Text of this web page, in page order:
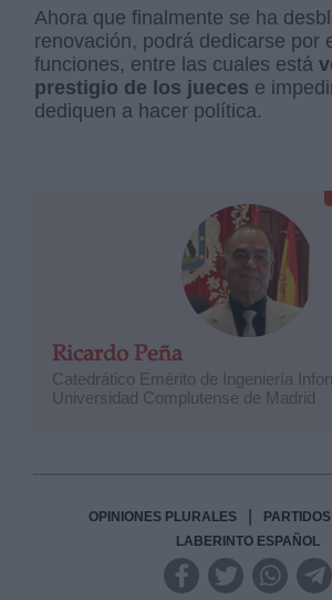
Ahora que finalmente se ha
renovación, podrá dedicarse por
funciones, entre las cuales está
prestigio de los jueces e
dediquen a hacer política.
Ricardo Peña
Catedrático Emérito de Ingeniería
Universidad Complutense de Madrid
OPINIONES PLURALES
LABERINTO ESPAÑOL